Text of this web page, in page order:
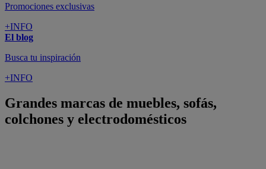
Promociones exclusivas
+INFO
El blog
Busca tu inspiración
+INFO
Grandes marcas de muebles, sofás,
colchones y electrodomésticos